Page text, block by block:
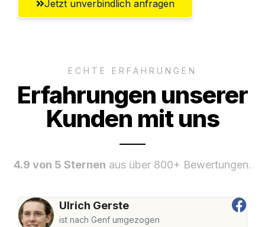
Jetzt unverbindlich anfragen
ECHTE ERFAHRUNGEN
Erfahrungen unserer
Kunden mit uns
4.9 von 5 Sternen aus über 800+ Bewertungen.
Ulrich Gerste
ist nach Genf umgezogen